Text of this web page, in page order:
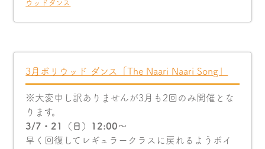
ウッドダンス
3月ボリウッド ダンス「The Naari Naari Song」
※大変申し訳ありませんが3月も2回のみ開催とな
ります。
3/7・21（日）12:00〜
早く回復してレギュラークラスに戻れるようボイ